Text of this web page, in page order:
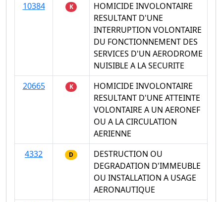
10384
K
HOMICIDE INVOLONTAIRE
RESULTANT D'UNE
INTERRUPTION VOLONTAIRE
DU FONCTIONNEMENT DES
SERVICES D'UN AERODROME
NUISIBLE A LA SECURITE
20665
K
HOMICIDE INVOLONTAIRE
RESULTANT D'UNE ATTEINTE
VOLONTAIRE A UN AERONEF
OU A LA CIRCULATION
AERIENNE
4332
D
DESTRUCTION OU
DEGRADATION D'IMMEUBLE
OU INSTALLATION A USAGE
AERONAUTIQUE